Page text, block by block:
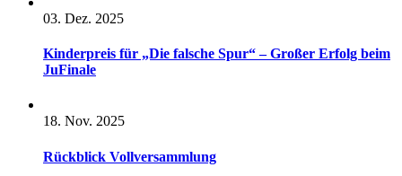
03. Dez. 2025
Kinderpreis für „Die falsche Spur“ – Großer Erfolg beim
JuFinale
18. Nov. 2025
Rückblick Vollversammlung